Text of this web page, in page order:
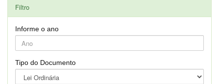
Filtro
Informe o ano
Tipo do Documento